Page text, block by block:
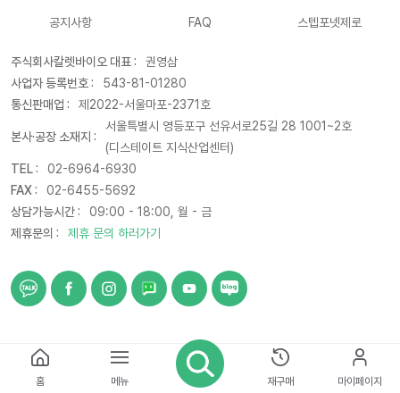
홈 메뉴 재구매 마이페이지
공지사항 FAQ 스텝포넷제로
주식회사칼렛바이오 대표 :
권영삼
사업자 등록번호 :
543-81-01280
통신판매업 :
제2022-서울마포-2371호
본사·공장 소재지 :
서울특별시 영등포구 선유서로25길 28 1001~2호
(디스테이트 지식산업센터)
TEL :
02-6964-6930
FAX :
02-6455-5692
상담가능시간 :
09:00 - 18:00, 월 - 금
제휴문의 :
제휴 문의 하러가기
© 2021 CARETBIO. All rights reserved